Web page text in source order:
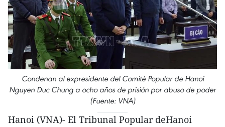
Condenan al expresidente del Comité Popular de Hanoi
Nguyen Duc Chung a ocho años de prisión por abuso de poder
(Fuente: VNA)
Hanoi (VNA)- El Tribunal Popular deHanoi